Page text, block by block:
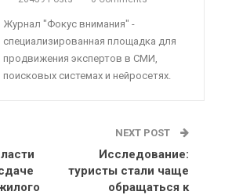
Журнал "Фокус внимания" -
специализированная площадка для
продвижения экспертов в СМИ,
поисковых системах и нейросетях.
NEXT POST
Исследование:
туристы стали чаще
обращаться к